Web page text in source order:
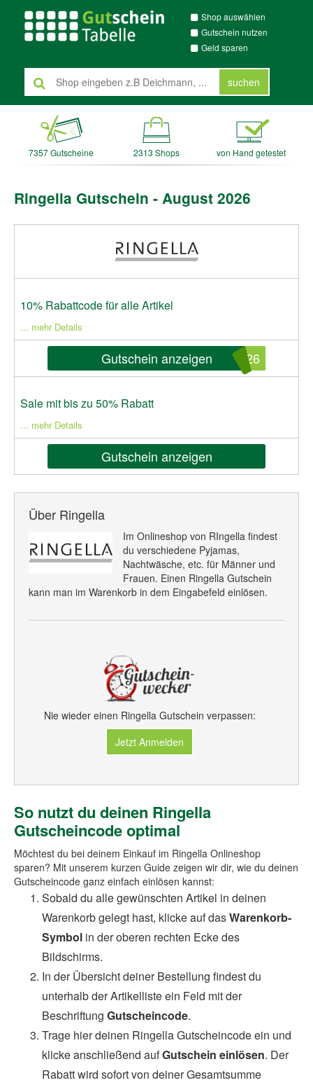
Shop auswählen
Gutschein nutzen
Geld sparen
suchen
7357 Gutscheine 2313 Shops von Hand getestet
Ringella Gutschein - August 2026
10% Rabattcode für alle Artikel
... mehr Details
Gutschein anzeigen a26
Sale mit bis zu 50% Rabatt
... mehr Details
Gutschein anzeigen
Über Ringella
Im Onlineshop von RIngella findest
du verschiedene Pyjamas,
Nachtwäsche, etc. für Männer und
Frauen. Einen Ringella Gutschein
kann man im Warenkorb in dem Eingabefeld einlösen.
Nie wieder einen Ringella Gutschein verpassen:
Jetzt Anmelden
So nutzt du deinen Ringella
Gutscheincode optimal
Möchtest du bei deinem Einkauf im Ringella Onlineshop
sparen? Mit unserem kurzen Guide zeigen wir dir, wie du deinen
Gutscheincode ganz einfach einlösen kannst:
Sobald du alle gewünschten Artikel in deinen
Warenkorb gelegt hast, klicke auf dasWarenkorb-
Symbol in der oberen rechten Ecke des
Bildschirms.
In der Übersicht deiner Bestellung findest du
unterhalb der Artikelliste ein Feld mit der
Beschriftung Gutscheincode.
Trage hier deinen Ringella Gutscheincode ein und
klicke anschließend aufGutschein einlösen. Der
Rabatt wird sofort von deiner Gesamtsumme